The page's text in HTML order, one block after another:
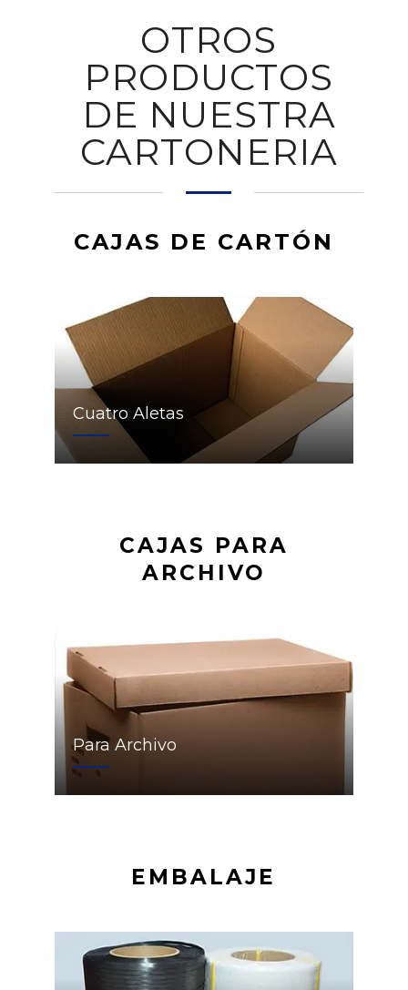
OTROS
PRODUCTOS
DE NUESTRA
CARTONERIA
CAJAS DE CARTÓN
Cuatro Aletas
CAJAS PARA
ARCHIVO
Para Archivo
EMBALAJE